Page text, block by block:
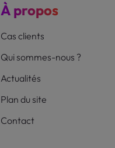
À propos
Cas clients
Qui sommes-nous ?
Actualités
Plan du site
Contact